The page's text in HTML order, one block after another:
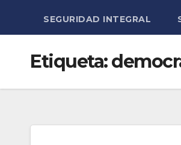
SEGURIDAD INTEGRAL
Etiqueta: